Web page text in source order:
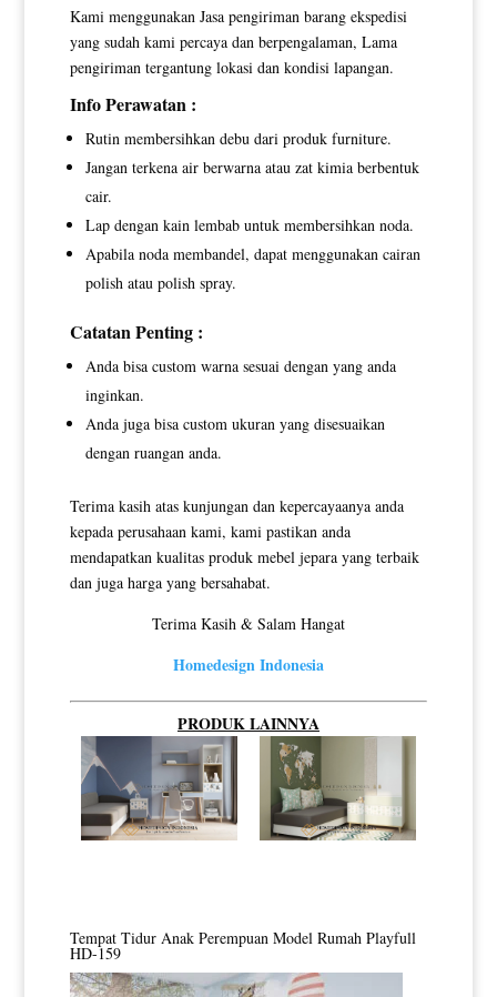
Kami menggunakan Jasa pengiriman barang ekspedisi
yang sudah kami percaya dan berpengalaman, Lama
pengiriman tergantung lokasi dan kondisi lapangan.
Info Perawatan :
Rutin membersihkan debu dari produk furniture.
Jangan terkena air berwarna atau zat kimia berbentuk
cair.
Lap dengan kain lembab untuk membersihkan noda.
Apabila noda membandel, dapat menggunakan cairan
polish atau polish spray.
Catatan Penting :
Anda bisa custom warna sesuai dengan yang anda
inginkan.
Anda juga bisa custom ukuran yang disesuaikan
dengan ruangan anda.
Terima kasih atas kunjungan dan kepercayaanya anda
kepada perusahaan kami, kami pastikan anda
mendapatkan kualitas produk mebel jepara yang terbaik
dan juga harga yang bersahabat.
Terima Kasih & Salam Hangat
Homedesign Indonesia
PRODUK LAINNYA
Tempat Tidur Anak Perempuan Model Rumah Playfull
HD-159